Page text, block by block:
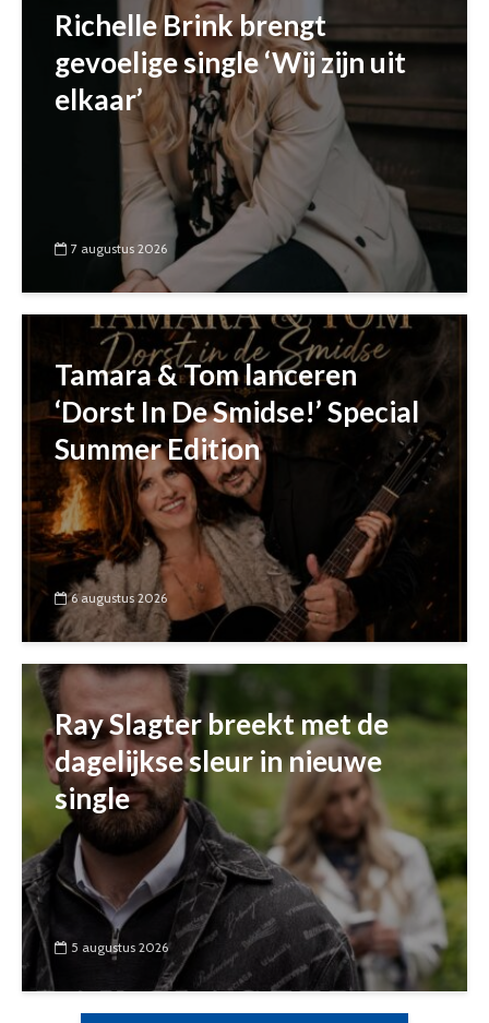
Richelle Brink brengt
gevoelige single ‘Wij zijn uit
elkaar’
7 augustus 2026
Tamara & Tom lanceren
‘Dorst In De Smidse!’ Special
Summer Edition
6 augustus 2026
Ray Slagter breekt met de
dagelijkse sleur in nieuwe
single
5 augustus 2026